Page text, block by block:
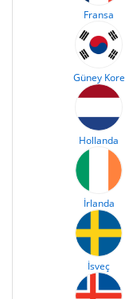
Fransa
Güney Kore
Hollanda
İrlanda
İsveç